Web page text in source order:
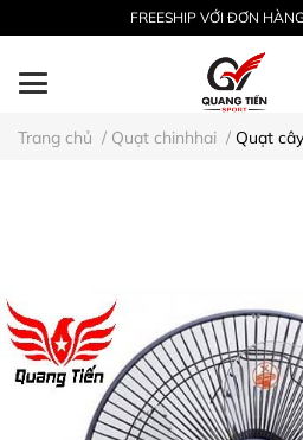
FREESHIP VỚI ĐƠN
Trang chủ / Quạt chinhhai / Quạt